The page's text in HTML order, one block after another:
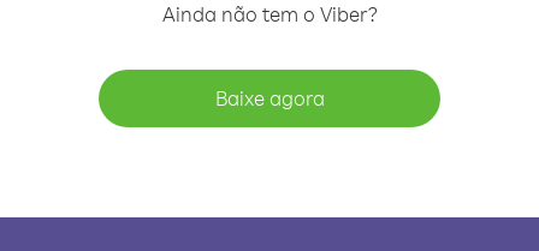
Ainda não tem o Viber?
Baixe agora